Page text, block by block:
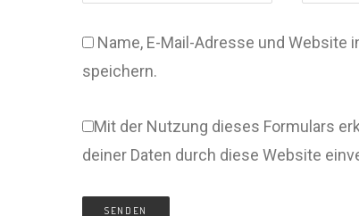
Name, E-Mail-Adresse und
speichern.
Mit der Nutzung dieses Formulars
deiner Daten durch diese Website